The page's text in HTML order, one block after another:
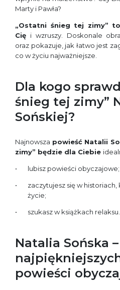
Marty i Pawła?
„Ostatni śnieg tej zimy”
Cię i wzruszy. Doskonale
oraz pokazuje, jak łatwo jest
co w życiu najważniejsze.
Dla kogo
śnieg tej zimy”
Sońskiej?
Najnowsza powieść Natalii
zimy” będzie dla Ciebie
lubisz powieści obyczajowe;
zaczytujesz się w
życie;
szukasz w książkach relaksu.
Natalia Sońska
powieści